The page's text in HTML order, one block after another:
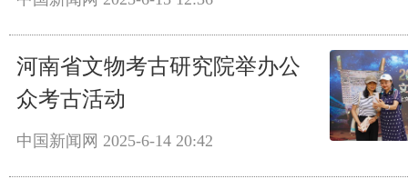
河南省文物考古研究院举办公
众考古活动
中国新闻网 2025-6-14 20:42